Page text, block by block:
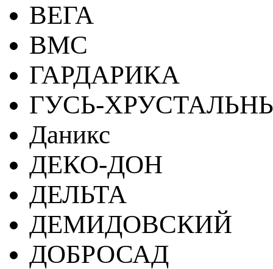
ВЕГА
ВМС
ГАРДАРИКА
ГУСЬ-
Даникс
ДЕКО-ДОН
ДЕЛЬТА
ДЕМИДОВСКИЙ
ДОБРОСАД